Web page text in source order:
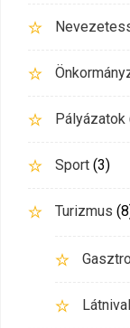
Pályázatok
Sport (3)
Turizmus
Gasztro